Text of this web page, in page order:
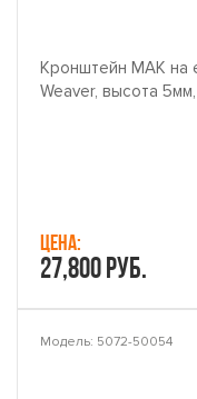
Кронштейн MAK на
Weaver, высота
Цена:
27,800 руб.
Модель: 5072-50054